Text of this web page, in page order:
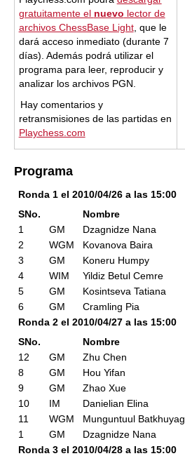
gratuitamente el nuevo lector de
archivos ChessBase Light, que le
dará acceso inmediato (durante 7
días). Además podrá utilizar el
programa para leer, reproducir y
analizar los archivos PGN.
Hay comentarios y
retransmisiones de las partidas en
Playchess.com
Programa
Ronda 1 el 2010/04/26 a las 15:00
SNo.
Nombre
1
GM Dzagnidze Nana
2
WGM Kovanova Baira
3
GM Koneru Humpy
4
WIM Yildiz Betul Cemre
5
GM Kosintseva Tatiana
6
GM Cramling Pia
Ronda 2 el 2010/04/27 a las 15:00
SNo.
Nombre
12
GM Zhu Chen
8
GM Hou Yifan
9
GM Zhao Xue
10
IM Danielian Elina
11
WGM Munguntuul Batkhuyag
1
GM Dzagnidze Nana
Ronda 3 el 2010/04/28 a las 15:00